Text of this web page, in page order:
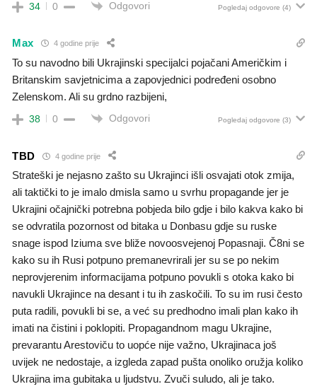
34 0 Odgovori Pogledaj odgovore (4)
Max 4 godine prije
To su navodno bili Ukrajinski specijalci pojačani Američkim i
Britanskim savjetnicima a zapovjednici podređeni osobno
Zelenskom. Ali su grdno razbijeni,
38 0 Odgovori Pogledaj odgovore (3)
TBD 4 godine prije
Strateški je nejasno zašto su Ukrajinci išli osvajati otok zmija,
ali taktički to je imalo dmisla samo u svrhu propagande jer je
Ukrajini očajnički potrebna pobjeda bilo gdje i bilo kakva kako bi
se odvratila pozornost od bitaka u Donbasu gdje su ruske
snage ispod Iziuma sve bliže novoosvejenoj Popasnaji. Č8ni se
kako su ih Rusi potpuno premanevrirali jer su se po nekim
neprovjerenim informacijama potpuno povukli s otoka kako bi
navukli Ukrajince na desant i tu ih zaskočili. To su im rusi često
puta radili, povukli bi se, a već su predhodno imali plan kako ih
imati na čistini i poklopiti. Propagandnom magu Ukrajine,
prevarantu Arestoviču to uopće nije važno, Ukrajinaca još
uvijek ne nedostaje, a izgleda zapad pušta onoliko oružja koliko
Ukrajina ima gubitaka u ljudstvu. Zvuči suludo, ali je tako.